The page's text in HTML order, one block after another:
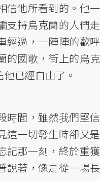
信他所看到的。他一
支持烏克蘭的人們走
經過，一陣陣的歡呼
的國歌，街上的烏克
已經自由了。
時間，雖然我們堅信
這一切發生時卻又是
記那一刻，終於重獲
說著，像是從一場長